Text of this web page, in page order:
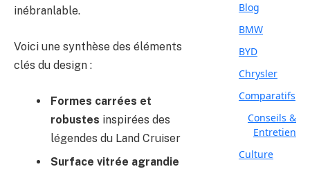
inébranlable.
Voici une synthèse des éléments
clés du design :
Formes carrées et
robustes inspirées des
légendes du Land Cruiser
Surface vitrée agrandie
Blog
BMW
BYD
Chrysler
Comparatifs
Conseils &
Entretien
Culture